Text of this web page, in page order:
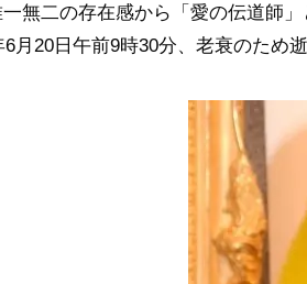
無二の存在感から「愛の伝道師
6月20日午前9時30分、老衰のため